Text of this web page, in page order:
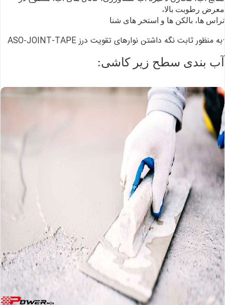
معرض رطوبت بالا،
تراس ها، بالکن ها و استخر های شنا
·به منظور ثابت نگه داشتننوارهای تقویت درز ASO-JOINT-TAPE
آب بندی سطح زیر کاشی: